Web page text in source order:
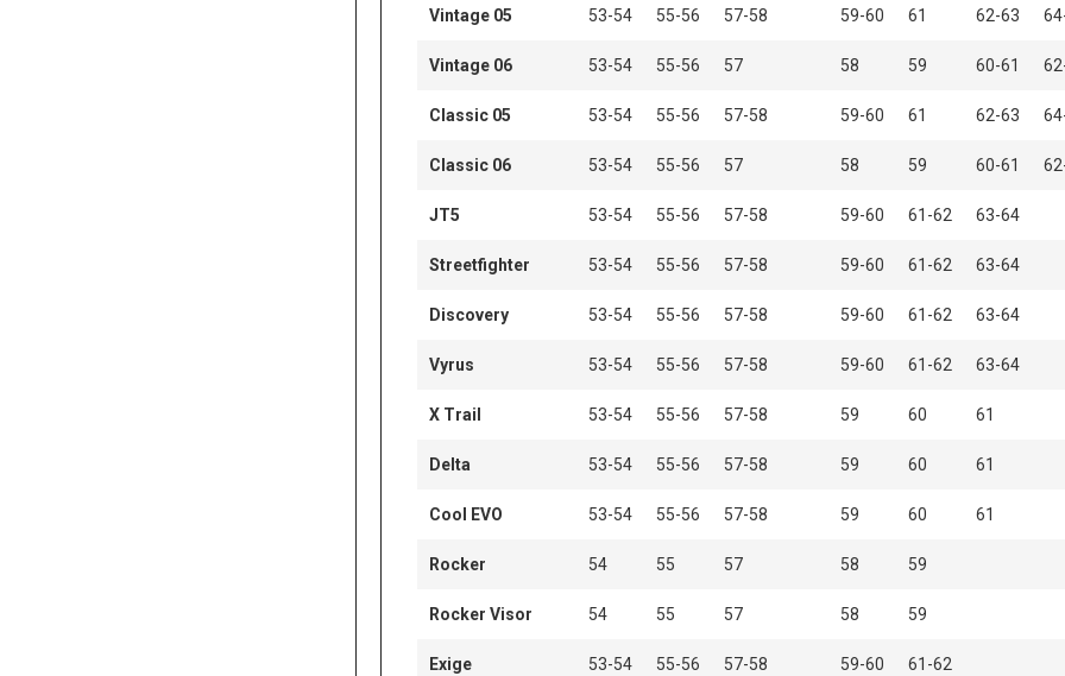
Vintage 05 53-54 55-56 57-58 59-60 61 62-63
Vintage 06 53-54 55-56 57 58 59 60-61
Classic 05 53-54 55-56 57-58 59-60 61 62-63
Classic 06 53-54 55-56 57 58 59 60-61
JT5 53-54 55-56 57-58 59-60 61-62 63-64
Streetfighter 53-54 55-56 57-58 59-60 61-62 63-64
Discovery 53-54 55-56 57-58 59-60 61-62 63-64
Vyrus 53-54 55-56 57-58 59-60 61-62 63-64
X Trail 53-54 55-56 57-58 59 60 61
Delta 53-54 55-56 57-58 59 60 61
Cool EVO 53-54 55-56 57-58 59 60 61
Rocker 54 55 57 58 59
Rocker Visor 54 55 57 58 59
Exige 53-54 55-56 57-58 59-60 61-62